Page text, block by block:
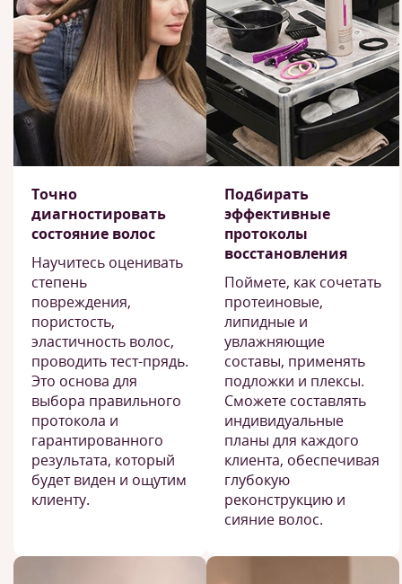
Точно
диагностировать
состояние волос
Научитесь оценивать
степень
повреждения,
пористость,
эластичность волос,
проводить тест-прядь.
Это основа для
выбора правильного
протокола и
гарантированного
результата, который
будет виден и ощутим
клиенту.
Подбирать
эффективные
протоколы
восстановления
Поймете, как сочетать
протеиновые,
липидные и
увлажняющие
составы, применять
подложки и плексы.
Сможете составлять
индивидуальные
планы для каждого
клиента, обеспечивая
глубокую
реконструкцию и
сияние волос.